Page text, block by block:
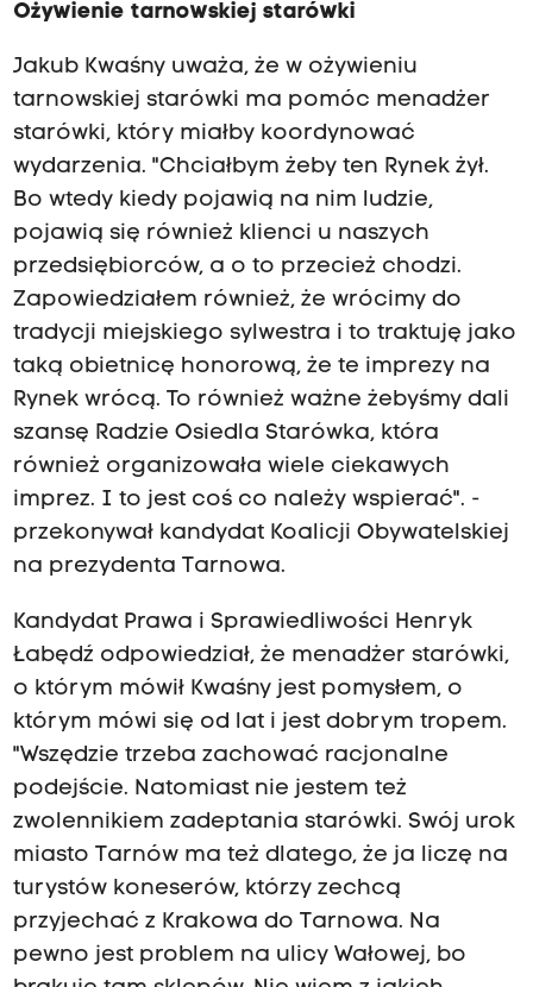
Ożywienie tarnowskiej starówki
Jakub Kwaśny uważa, że w ożywieniu
tarnowskiej starówki ma pomóc menadżer
starówki, który miałby koordynować
wydarzenia. "Chciałbym żeby ten Rynek żył.
Bo wtedy kiedy pojawią na nim ludzie,
pojawią się również klienci u naszych
przedsiębiorców, a o to przecież chodzi.
Zapowiedziałem również, że wrócimy do
tradycji miejskiego sylwestra i to traktuję jako
taką obietnicę honorową, że te imprezy na
Rynek wrócą. To również ważne żebyśmy dali
szansę Radzie Osiedla Starówka, która
również organizowała wiele ciekawych
imprez. I to jest coś co należy wspierać". -
przekonywał kandydat Koalicji Obywatelskiej
na prezydenta Tarnowa.
Kandydat Prawa i Sprawiedliwości Henryk
Łabędź odpowiedział, że menadżer starówki,
o którym mówił Kwaśny jest pomysłem, o
którym mówi się od lat i jest dobrym tropem.
"Wszędzie trzeba zachować racjonalne
podejście. Natomiast nie jestem też
zwolennikiem zadeptania starówki. Swój urok
miasto Tarnów ma też dlatego, że ja liczę na
turystów koneserów, którzy zechcą
przyjechać z Krakowa do Tarnowa. Na
pewno jest problem na ulicy Wałowej, bo